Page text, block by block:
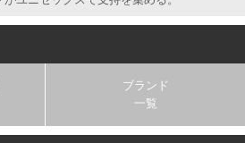
ブランド
一覧